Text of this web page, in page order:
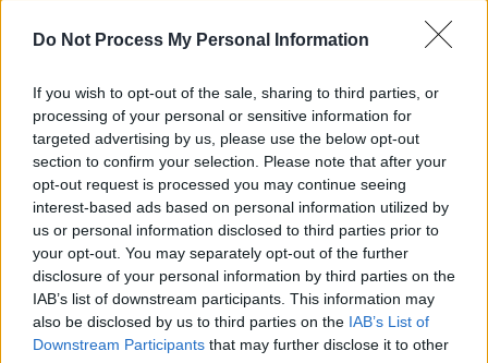
Do Not Process My Personal Information
If you wish to opt-out of the sale, sharing to third parties, or
processing of your personal or sensitive information for
targeted advertising by us, please use the below opt-out
section to confirm your selection. Please note that after your
opt-out request is processed you may continue seeing
interest-based ads based on personal information utilized by
us or personal information disclosed to third parties prior to
your opt-out. You may separately opt-out of the further
disclosure of your personal information by third parties on the
IAB’s list of downstream participants. This information may
also be disclosed by us to third parties on the IAB’s List of
Downstream Participants that may further disclose it to other
Market|12.12.2023 10:31
ΑΒ Βασιλόπουλος και περιοδικό δρόμου
«σχεδία»: Μαζί για τον περιορισμό της
σπατάλης τροφίμων
Το πρώτο οργανωμένο πρόγραμμα δωρεάς
κοντόληκτων προϊόντων της ΑΒ
Βασιλόπουλος «Τρόφιμα Αγάπης» και το
περιοδικό δρόμου «σχεδία» συνεργάζονται
με στόχο τον περιορισμό της σπατάλης
τροφίμων